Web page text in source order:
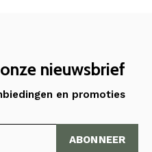
nieuwsbrief
en promoties
ABONNEER